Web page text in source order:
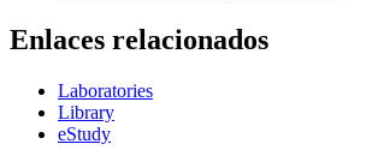
Enlaces relacionados
Laboratories
Library
eStudy